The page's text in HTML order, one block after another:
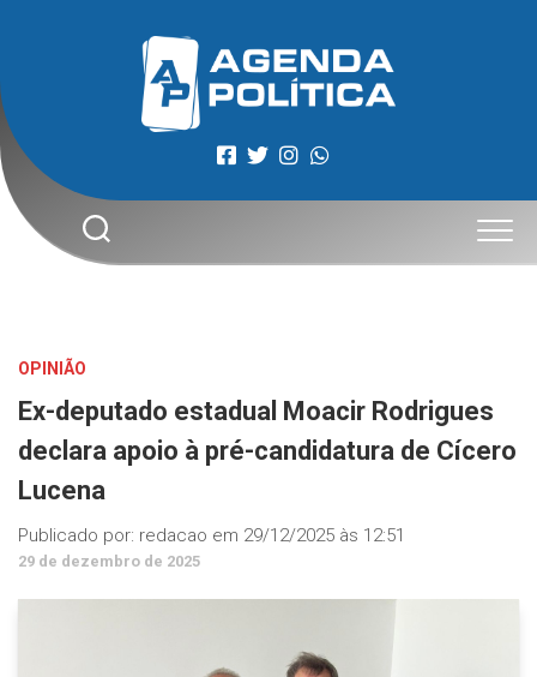
OPINIÃO
Ex-deputado estadual Moacir Rodrigues
declara apoio à pré-candidatura de Cícero
Lucena
Publicado por: redacao em 29/12/2025 às 12:51
29 de dezembro de 2025